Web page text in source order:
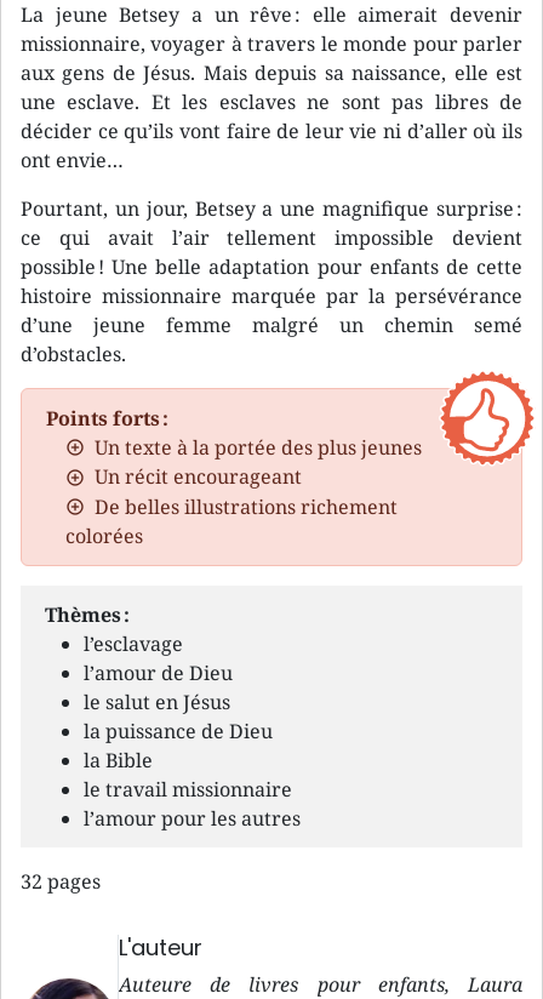
La jeune Betsey a un rêve : elle aimerait devenir
missionnaire, voyager à travers le monde pour parler
aux gens de Jésus. Mais depuis sa naissance, elle est
une esclave. Et les esclaves ne sont pas libres de
décider ce qu’ils vont faire de leur vie ni d’aller où ils
ont envie…
Pourtant, un jour, Betsey a une magnifique surprise :
ce qui avait l’air tellement impossible devient
possible ! Une belle adaptation pour enfants de cette
histoire missionnaire marquée par la persévérance
d’une jeune femme malgré un chemin semé
d’obstacles.
Points forts :
Un texte à la portée des plus jeunes
Un récit encourageant
De belles illustrations richement
colorées
Thèmes :
l’esclavage
l’amour de Dieu
le salut en Jésus
la puissance de Dieu
la Bible
le travail missionnaire
l’amour pour les autres
32 pages
L'auteur
Auteure de livres pour enfants, Laura